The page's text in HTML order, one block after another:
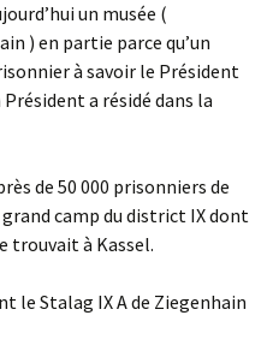
un musée (
) en partie parce qu’un
à savoir le Président
a résidé dans la
de 50 000 prisonniers de
camp du district IX dont
trouvait à Kassel.
le Stalag IX A de Ziegenhain